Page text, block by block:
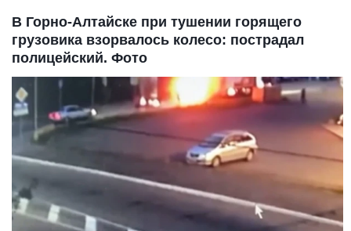
В Горно-Алтайске при тушении горящего
грузовика взорвалось колесо: пострадал
полицейский. Фото